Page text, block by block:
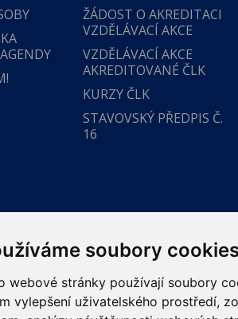
soubory
webové stránky používají soubory
vylepšení uživatelského prostředí,
ŽÁDOST O AKREDITACI
VZDĚLÁVACÍ AKCE
VZDĚLÁVACÍ AKCE
AKREDITOVANÉ ČLK
KURZY ČLK
STAVOVSKÝ PŘEDPIS Č.
16